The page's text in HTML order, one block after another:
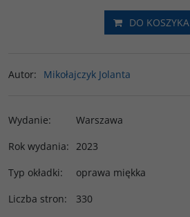
DO KOSZYKA
Autor: Mikołajczyk Jolanta
Wydanie:
Warszawa
Rok wydania:
2023
Typ okładki:
oprawa miękka
Liczba stron:
330